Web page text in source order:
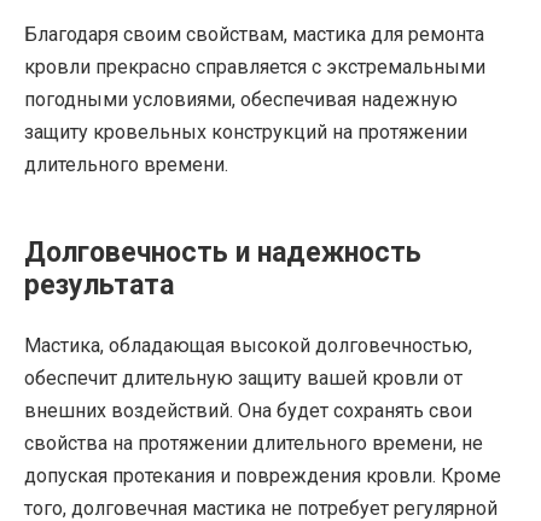
Благодаря своим свойствам, мастика для ремонта
кровли прекрасно справляется с экстремальными
погодными условиями, обеспечивая надежную
защиту кровельных конструкций на протяжении
длительного времени.
Долговечность и надежность
результата
Мастика, обладающая высокой долговечностью,
обеспечит длительную защиту вашей кровли от
внешних воздействий. Она будет сохранять свои
свойства на протяжении длительного времени, не
допуская протекания и повреждения кровли. Кроме
того, долговечная мастика не потребует регулярной